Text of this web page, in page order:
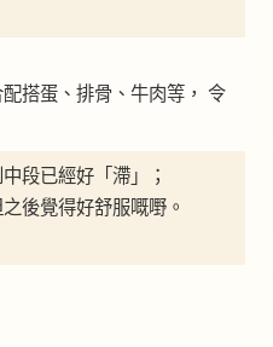
搭蛋、排骨、牛肉等， 令
段已經好「滯」；
後覺得好舒服嘅嘢。